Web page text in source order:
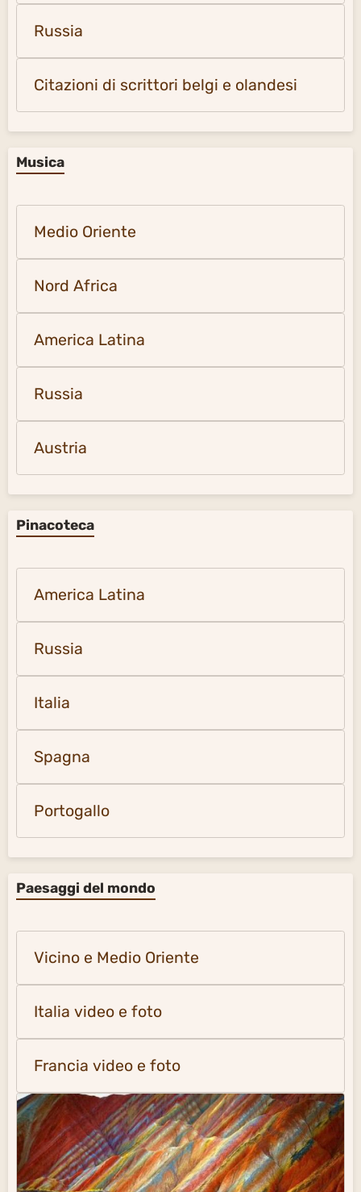
Russia
Citazioni di scrittori belgi e olandesi
Musica
Medio Oriente
Nord Africa
America Latina
Russia
Austria
Pinacoteca
America Latina
Russia
Italia
Spagna
Portogallo
Paesaggi del mondo
Vicino e Medio Oriente
Italia video e foto
Francia video e foto